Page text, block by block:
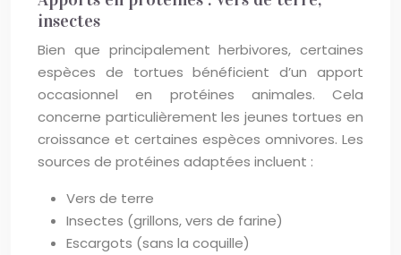
insectes
Bien que principalement herbivores, certaines
espèces de tortues bénéficient d’un apport
occasionnel en protéines animales. Cela
concerne particulièrement les jeunes tortues en
croissance et certaines espèces omnivores. Les
sources de protéines adaptées incluent :
Vers de terre
Insectes (grillons, vers de farine)
Escargots (sans la coquille)